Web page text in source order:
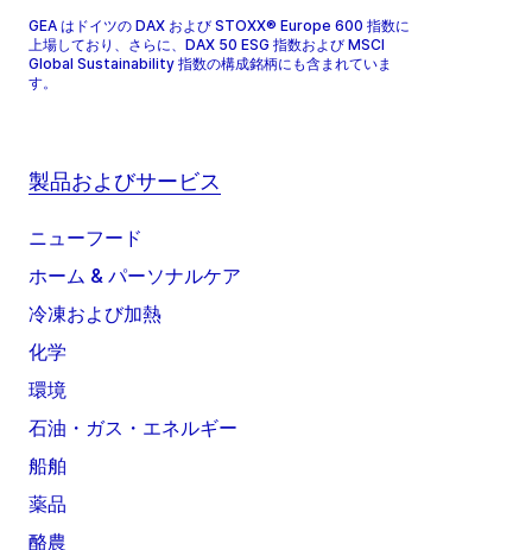
GEA はドイツの DAX および STOXX® Europe 600 指数に
上場しており、さらに、DAX 50 ESG 指数および MSCI
Global Sustainability 指数の構成銘柄にも含まれていま
す。
製品およびサービス
ニューフード
ホーム & パーソナルケア
冷凍および加熱
化学
環境
石油・ガス・エネルギー
船舶
薬品
酪農